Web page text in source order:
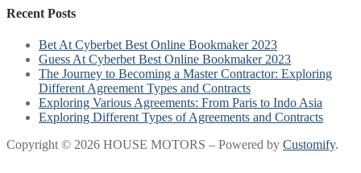
Recent Posts
Bet At Cyberbet Best Online Bookmaker 2023
Guess At Cyberbet Best Online Bookmaker 2023
The Journey to Becoming a Master Contractor: Exploring
Different Agreement Types and Contracts
Exploring Various Agreements: From Paris to Indo Asia
Exploring Different Types of Agreements and Contracts
Copyright © 2026 HOUSE MOTORS – Powered by Customify.